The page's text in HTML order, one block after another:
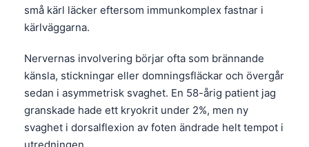
små kärl läcker eftersom immunkomplex fastnar i
kärlväggarna.
Nervernas involvering börjar ofta som brännande
känsla, stickningar eller domningsfläckar och övergår
sedan i asymmetrisk svaghet. En 58-årig patient jag
granskade hade ett kryokrit under 2%, men ny
svaghet i dorsalflexion av foten ändrade helt tempot i
utredningen.
كوردی‎
پښتو
سنڌي
සිංහල
অসমীয়া
Galego